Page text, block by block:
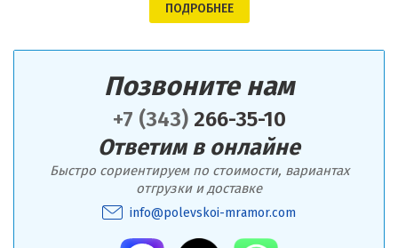
ПОДРОБНЕЕ
Позвоните нам
+7 (343)266-35-10
Ответим в онлайне
Быстро сориентируем по стоимости, вариантах
отгрузки и доставке
info@polevskoi-mramor.com